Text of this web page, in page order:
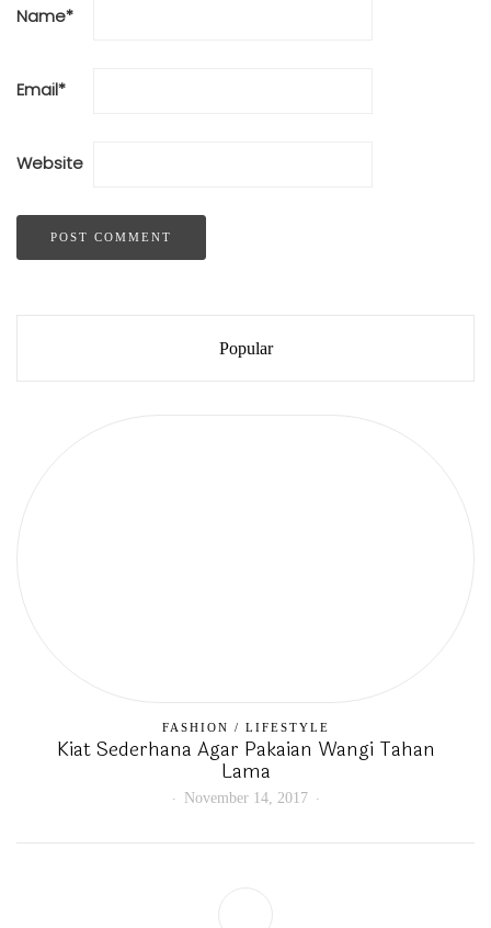
Name*
Email*
Website
Popular
FASHION / LIFESTYLE
Kiat Sederhana Agar Pakaian Wangi Tahan
Lama
November 14, 2017